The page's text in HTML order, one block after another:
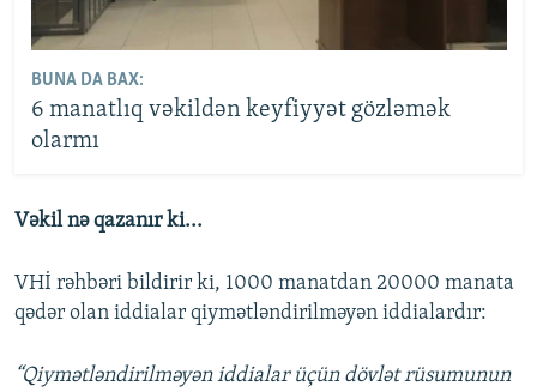
BUNA DA BAX:
6 manatlıq vəkildən keyfiyyət gözləmək
olarmı
Vəkil nə qazanır ki...
VHİ rəhbəri bildirir ki, 1000 manatdan 20000 manata
qədər olan iddialar qiymətləndirilməyən iddialardır:
“Qiymətləndirilməyən iddialar üçün dövlət rüsumunun